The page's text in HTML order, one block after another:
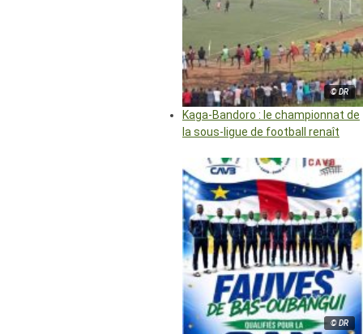
© DR
Kaga-Bandoro : le championnat de
la sous-ligue de football renaît
© DR